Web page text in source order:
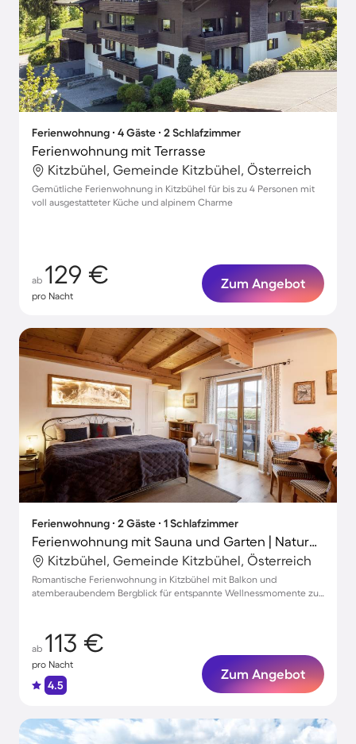
Ferienwohnung ∙ 4 Gäste ∙ 2 Schlafzimmer
Ferienwohnung mit Terrasse
Kitzbühel, Gemeinde Kitzbühel, Österreich
Gemütliche Ferienwohnung in Kitzbühel für bis zu 4 Personen mit
voll ausgestatteter Küche und alpinem Charme
ab 129 €
pro Nacht
Zum Angebot
Ferienwohnung ∙ 2 Gäste ∙ 1 Schlafzimmer
Ferienwohnung mit Sauna und Garten | Naturblick
Kitzbühel, Gemeinde Kitzbühel, Österreich
Romantische Ferienwohnung in Kitzbühel mit Balkon und
atemberaubendem Bergblick für entspannte Wellnessmomente zu
ab 113 €
pro Nacht
4.5
Zum Angebot